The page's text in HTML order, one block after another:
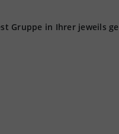
Gruppe in Ihrer jeweils